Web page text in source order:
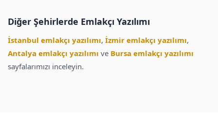
Diğer Şehirlerde Emlakçı Yazılımı
İstanbul emlakçı yazılımı, İzmir emlakçı yazılımı,
Antalya emlakçı yazılımı ve Bursa emlakçı yazılımı
sayfalarımızı inceleyin.